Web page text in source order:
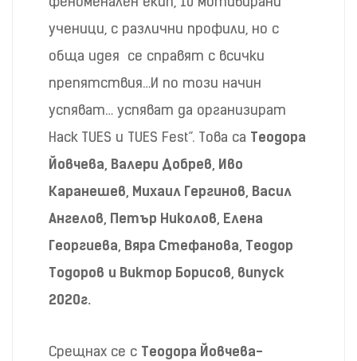
ученици, с различни профили, но с
обща идея се справят с всички
препятствия…И по този начин
успяват… успяват да организират
Hack TUES и TUES Fest”. Това са Теодора
Йовчева, Валери Добрев, Иво
Каранешев, Михаил Гергинов, Васил
Ангелов, Петър Николов, Елена
Георгиева, Вяра Стефанова, Теодор
Тодоров и Виктор Борисов, випуск
2020г.
Срещнах се с Теодора Йовчева-